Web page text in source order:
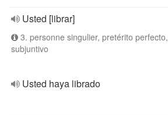
Usted [librar]
3. personne singulier, pretérito perfecto,
subjuntivo
Usted haya librado